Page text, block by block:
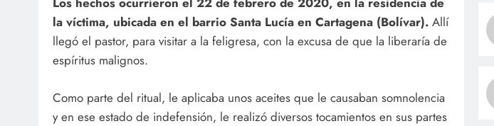
la víctima, ubicada en el barrio Santa Lucía en Cartagena (Bolívar). Allí
llegó el pastor, para visitar a la feligresa, con la excusa de que la liberaría de
espíritus malignos.
Como parte del ritual, le aplicaba unos aceites que le causaban somnolencia
y en ese estado de indefensión, le realizó diversos tocamientos en sus partes